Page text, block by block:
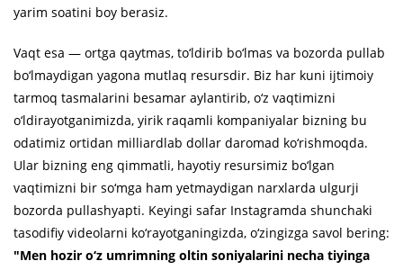
yarim soatini boy berasiz.
Vaqt esa — ortga qaytmas, to‘ldirib bo‘lmas va bozorda pullab
bo‘lmaydigan yagona mutlaq resursdir. Biz har kuni ijtimoiy
tarmoq tasmalarini besamar aylantirib, o‘z vaqtimizni
o‘ldirayotganimizda, yirik raqamli kompaniyalar bizning bu
odatimiz ortidan milliardlab dollar daromad ko‘rishmoqda.
Ular bizning eng qimmatli, hayotiy resursimiz bo‘lgan
vaqtimizni bir so‘mga ham yetmaydigan narxlarda ulgurji
bozorda pullashyapti. Keyingi safar Instagramda shunchaki
tasodifiy videolarni ko‘rayotganingizda, o‘zingizga savol bering:
"Men hozir o‘z umrimning oltin soniyalarini necha tiyinga